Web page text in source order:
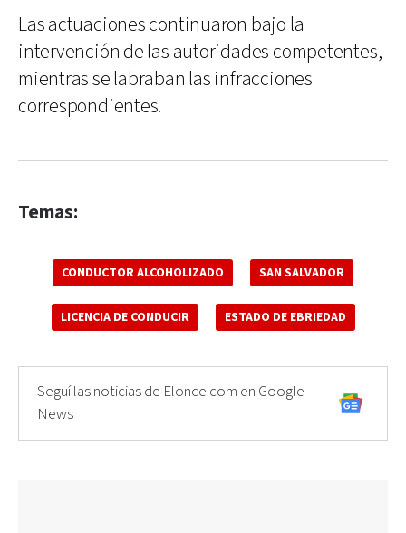
Las actuaciones continuaron bajo la
intervención de las autoridades competentes,
mientras se labraban las infracciones
correspondientes.
Temas:
CONDUCTOR ALCOHOLIZADO SAN SALVADOR
LICENCIA DE CONDUCIR ESTADO DE EBRIEDAD
Seguí las noticias de Elonce.com en Google
News